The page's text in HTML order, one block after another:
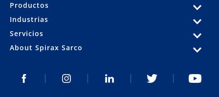
Productos
Industrias
Servicios
About Spirax Sarco